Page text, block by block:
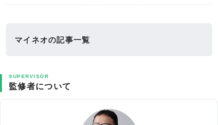
マイネオの記事一覧
SUPERVISOR
監修者について